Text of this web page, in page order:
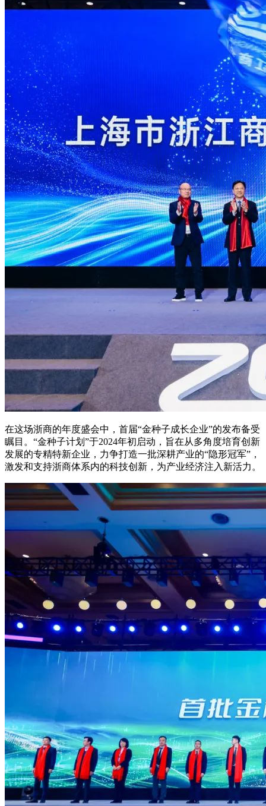
在这场浙商的年度盛会中，首届“金种子成长企业”的发布备受
瞩目。“金种子计划”于2024年初启动，旨在从多角度培育创新
发展的专精特新企业，力争打造一批深耕产业的“隐形冠军”，
激发和支持浙商体系内的科技创新，为产业经济注入新活力。